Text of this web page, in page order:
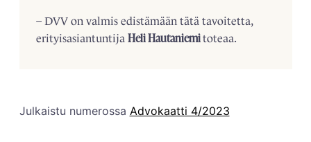
– DVV on valmis edistämään tätä tavoitetta,
erityisasiantuntija Heli Hautaniemitoteaa.
Julkaistu numerossa Advokaatti 4/2023